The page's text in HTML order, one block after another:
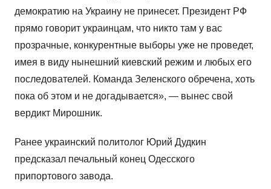
демократию на Украину не принесет. Президент РФ
прямо говорит украинцам, что никто там у вас
прозрачные, конкурентные выборы уже не проведет,
имея в виду нынешний киевский режим и любых его
последователей. Команда Зеленского обречена, хоть
пока об этом и не догадывается», — вынес свой
вердикт Мирошник.
Ранее украинский политолог Юрий Дудкин
предсказал печальный конец Одесского
припортового завода.